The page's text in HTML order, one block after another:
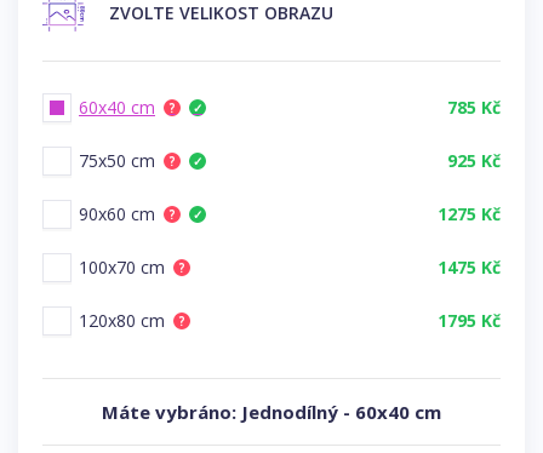
ZVOLTE VELIKOST OBRAZU
60x40 cm ? ✓ 785 Kč
75x50 cm ? ✓ 925 Kč
90x60 cm ? ✓ 1275 Kč
100x70 cm ? 1475 Kč
120x80 cm ? 1795 Kč
Máte vybráno: Jednodílný - 60x40 cm